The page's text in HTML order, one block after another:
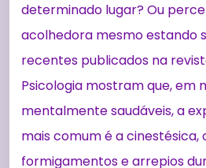
determinado lugar? Ou
acolhedora mesmo estando
recentes publicados na
Psicologia mostram que, em
mentalmente saudáveis, a
mais comum é a cinestésica,
formigamentos e arrepios